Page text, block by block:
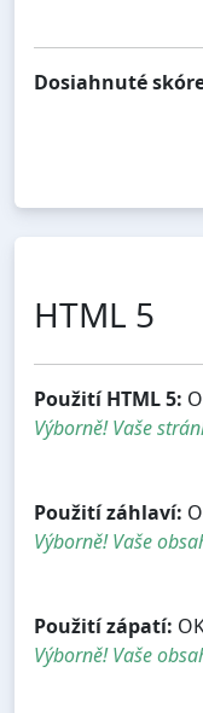
Dosiahnuté
HTML 5
Použití HTML 5:
Výborně! Vaše
Použití záhlaví:
Výborně! Vaše
Použití zápatí:
Výborně! Vaše